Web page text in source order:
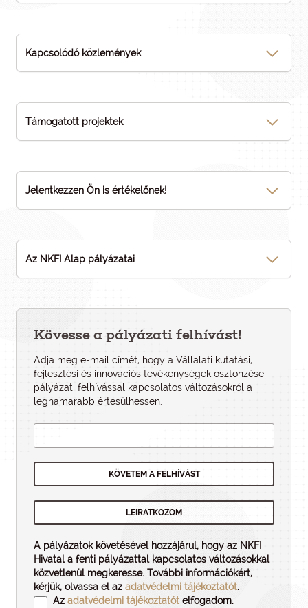
Kapcsolódó közlemények
Támogatott projektek
Jelentkezzen Ön is értékelőnek!
Az NKFI Alap pályázatai
Kövesse a pályázati felhívást!
Adja meg e-mail címét, hogy a Vállalati kutatási,
fejlesztési és innovációs tevékenységek ösztönzése
pályázati felhí­vással kapcsolatos változásokról a
leghamarabb értesülhessen.
A pályázatok követésével hozzájárul, hogy az NKFI
Hivatal a fenti pályázattal kapcsolatos változásokkal
közvetlenül megkeresse. További információkért,
kérjük, olvassa el az adatvédelmi tájékoztatót.
Az adatvédelmi tájékoztatót elfogadom.